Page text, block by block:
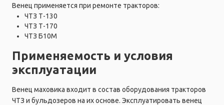
Венец применяется при ремонте тракторов:
ЧТЗ Т-130
ЧТЗ Т-170
ЧТЗ Б10М
Применяемость и условия
эксплуатации
Венец маховика входит в состав оборудования тракторов
ЧТЗ и бульдозеров на их основе. Эксплуатировать венец